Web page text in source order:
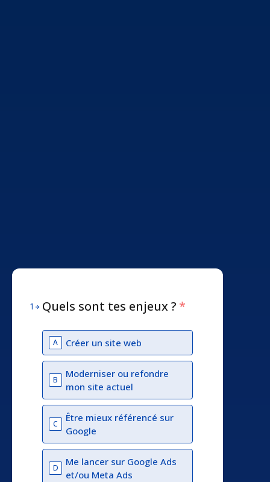
1 Quels sont tes enjeux ? *
A Créer un site web
B
Moderniser ou refondre
mon site actuel
C
Être mieux référencé sur
Google
D
Me lancer sur Google Ads
et/ou Meta Ads